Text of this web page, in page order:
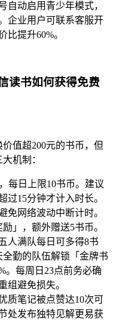
自动启用青少年模式，
企业用户可联系客服开
比提升60%。
读书如何获得免费
值超200元的书币，但
机制：
每日上限10书币。建议
过15分钟才计入时长。
免网络波动中断计时。
」，额外赠送5书币。
人满队每日可多得8书
勤的队伍解锁「金牌书
。每周日23点前务必确
组避免损失。
质笔记被点赞达10次可
处发布独特见解更易获